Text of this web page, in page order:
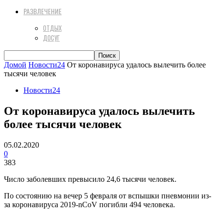
РАЗВЛЕЧЕНИЕ
ОТДЫХ
ДОСУГ
Домой Новости24 От коронавируса удалось вылечить более
тысячи человек
Новости24
От коронавируса удалось вылечить
более тысячи человек
05.02.2020
0
383
Число заболевших превысило 24,6 тысячи человек.
По состоянию на вечер 5 февраля от вспышки пневмонии из-
за коронавируса 2019-nCoV погибли 494 человека.